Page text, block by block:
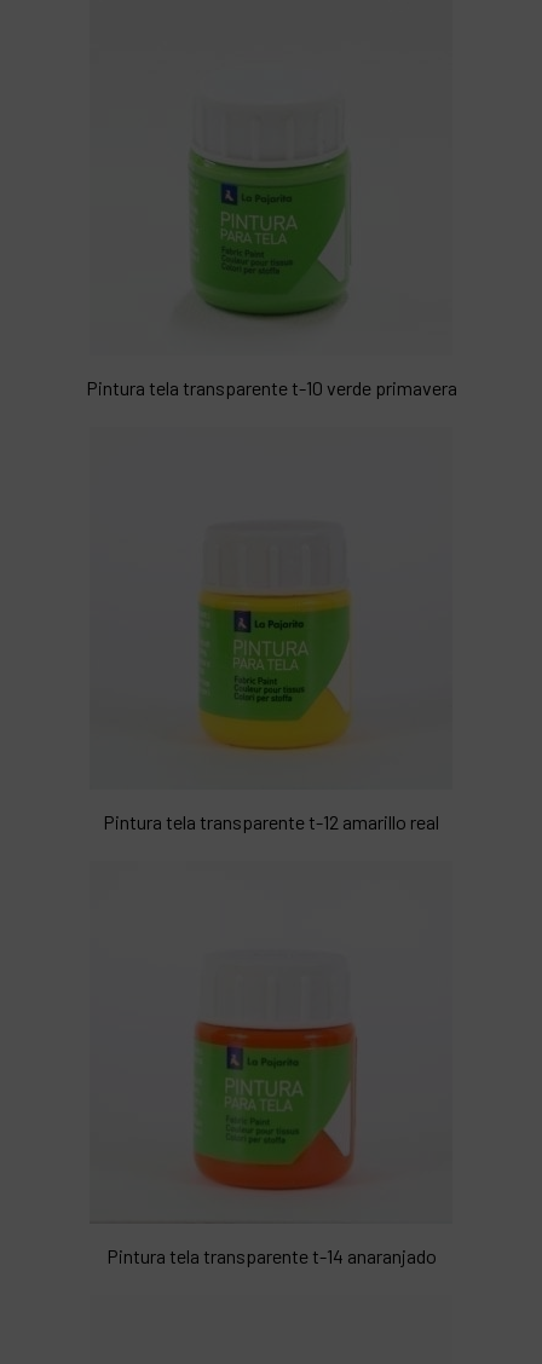
Pintura tela transparente t-10 verde primavera
Pintura tela transparente t-12 amarillo real
Pintura tela transparente t-14 anaranjado